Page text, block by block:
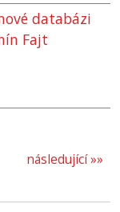
databázi
Fajt
následující »»